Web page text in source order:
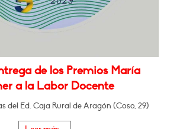
de los Premios María
a la Labor Docente
del Ed. Caja Rural de Aragón (Coso, 29)